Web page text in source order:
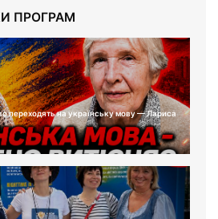
ПРОГРАМ
переходять на українську мову — Лариса